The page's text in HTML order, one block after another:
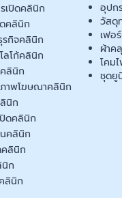
เปิดคลินิก
คลินิก
รกิจคลินิก
ลโก้คลินิก
ลินิก
าพโฆษณาคลินิก
นิก
ดคลินิก
คลินิก
คลินิก
นิก
ลินิก
อุปก
วัสดุ
เฟอ
ผ้าค
โคม
ชุดยู